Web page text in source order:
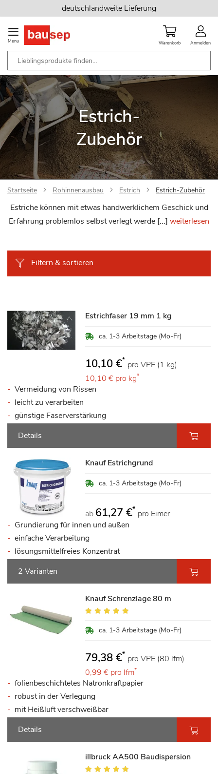
Inhalt
springen
deutschlandweite Lieferung
Menu Warenkorb Anmelden
Estrich-
Zubehör
Startseite Rohinnenausbau Estrich Estrich-Zubehör
Estriche können mit etwas handwerklichem Geschick und
Erfahrung problemlos selbst verlegt werde [...] weiterlesen
Filtern & sortieren
Estrichfaser 19 mm 1 kg
ca. 1-3 Arbeitstage (Mo-Fr)
10,10 €* pro VPE (1 kg)
10,10 € pro kg*
Vermeidung von Rissen
leicht zu verarbeiten
günstige Faserverstärkung
Details
Knauf Estrichgrund
ca. 1-3 Arbeitstage (Mo-Fr)
ab 61,27 €* pro Eimer
Grundierung für innen und außen
einfache Verarbeitung
lösungsmittelfreies Konzentrat
2 Varianten
Knauf Schrenzlage 80 m
Bewertung:
ca. 1-3 Arbeitstage (Mo-Fr)
79,38 €* pro VPE (80 lfm)
0,99 € pro lfm*
folienbeschichtetes Natronkraftpapier
robust in der Verlegung
mit Heißluft verschweißbar
Details
illbruck AA500 Baudispersion
Bewertung: